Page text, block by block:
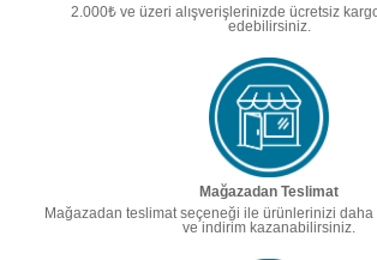
2.000₺ ve üzeri alışverişlerinizde ücretsiz
edebilirsiniz.
Mağazadan Teslimat
Mağazadan teslimat seçeneği ile ürünlerinizi daha
ve indirim kazanabilirsiniz.